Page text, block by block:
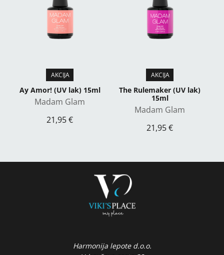
Ay Amor! (UV lak) 15ml
Madam Glam
21,95 €
The Rulemaker (UV lak)
15ml
Madam Glam
21,95 €
Harmonija lepote d.o.o.